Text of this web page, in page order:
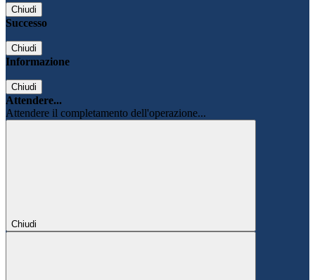
Chiudi
Successo
Chiudi
Informazione
Chiudi
Attendere...
Attendere il completamento dell'operazione...
Chiudi